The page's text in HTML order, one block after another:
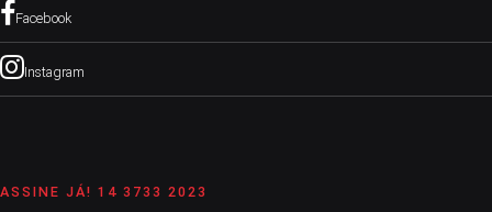
Facebook
Instagram
ASSINE JÁ! 14 3733 2023